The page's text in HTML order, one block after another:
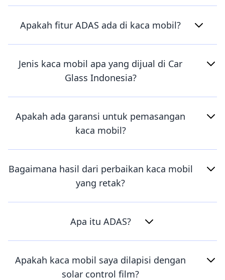
Apakah fitur ADAS ada di kaca mobil?
Jenis kaca mobil apa yang dijual di Car
Glass Indonesia?
Apakah ada garansi untuk pemasangan
kaca mobil?
Bagaimana hasil dari perbaikan kaca mobil
yang retak?
Apa itu ADAS?
Apakah kaca mobil saya dilapisi dengan
solar control film?